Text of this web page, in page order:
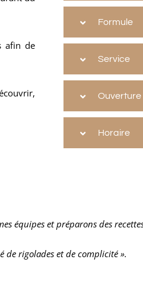
afin de
Formule
Service
Ouverture
Horaire
équipes et préparons des
de rigolades et de complicité ».